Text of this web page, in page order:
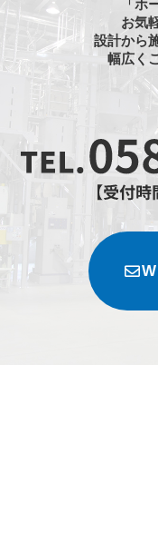
「ホ
お気
設計から
幅広く